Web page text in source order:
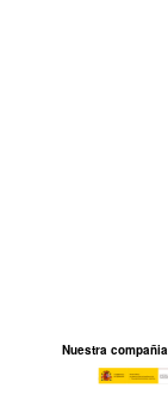
Nuestra compañia